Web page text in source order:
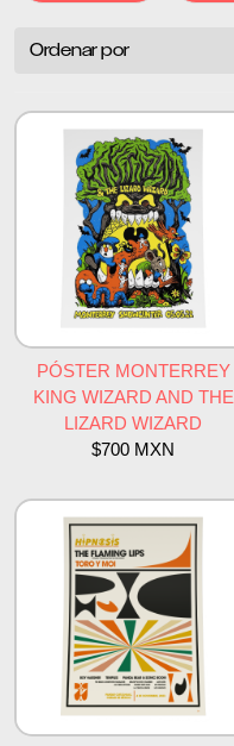
PÓSTER MONTERREY
KING WIZARD AND THE
LIZARD WIZARD
$700 MXN